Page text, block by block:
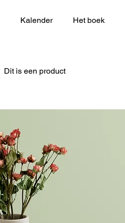
Kalender Het boek
Dit is een product